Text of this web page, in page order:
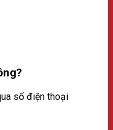
số điện thoại